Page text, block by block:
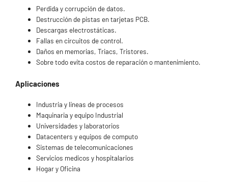
Perdida y corrupción de datos.
Destrucción de pistas en tarjetas PCB.
Descargas electrostáticas.
Fallas en circuitos de control.
Daños en memorias, Triacs, Tristores.
Sobre todo evita costos de reparación o mantenimiento.
Aplicaciones
Industria y lineas de procesos
Maquinaria y equipo Industrial
Universidades y laboratorios
Datacenters y equipos de computo
Sistemas de telecomunicaciones
Servicios medicos y hospitalarios
Hogar y Oficina